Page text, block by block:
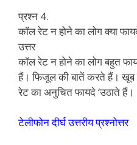
प्रश्न 4.
कॉल रेट न होने का लोग क्या
उत्तर
कॉल रेट न होने का लोग बहुत
हैं। फिजूल की बातें करते हैं। खूब
रेट का अनुचित फायदे ‘उठाते हैं।
टेलीफोन दीर्घ उत्तरीय प्रश्नोत्तर